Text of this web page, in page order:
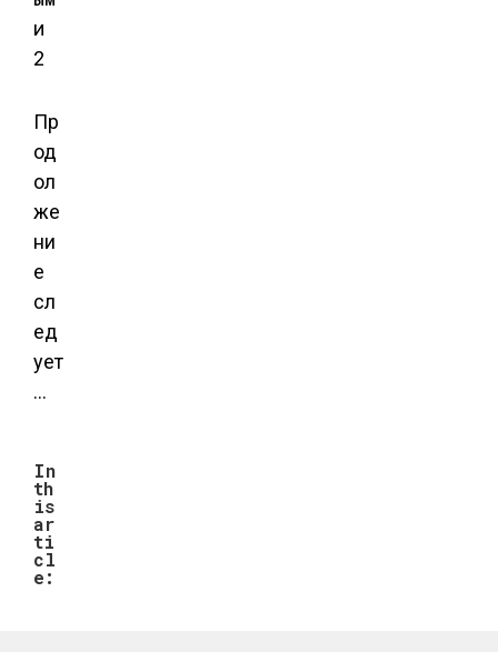
Пр
од
ол
же
ни
е
сл
ед
ует
…
In
th
is
ar
ti
cl
e: